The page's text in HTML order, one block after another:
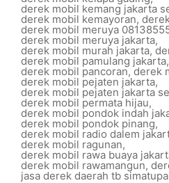
derek mobil kemang jakarta
derek mobil kemayoran,
derek mobil meruya
derek mobil meruya jakarta,
derek mobil murah jakarta,
derek mobil pamulang jakarta,
derek mobil pancoran,derek
derek mobil pejaten jakarta,
derek mobil pejaten jakarta
derek mobil permata hijau,
derek mobil pondok indah
derek mobil pondok pinang,
derek mobil radio dalem
derek mobil ragunan,
derek mobil rawa buaya
derek mobil rawamangun,
jasa derek daerah tb